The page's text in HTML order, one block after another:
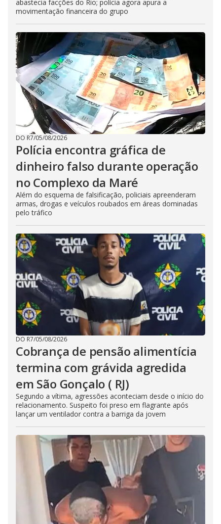
abastecia facções do Rio; polícia agora apura a
movimentação financeira do grupo
DO R7/05/08/2026
Polícia encontra gráfica de
dinheiro falso durante operação
no Complexo da Maré
Além do esquema de falsificação, policiais apreenderam
armas, drogas e veículos roubados em áreas dominadas
pelo tráfico
DO R7/05/08/2026
Cobrança de pensão alimentícia
termina com grávida agredida
em São Gonçalo ( RJ)
Segundo a vítima, agressões aconteciam desde o início do
relacionamento. Suspeito foi preso em flagrante após
lançar um ventilador contra a barriga da jovem